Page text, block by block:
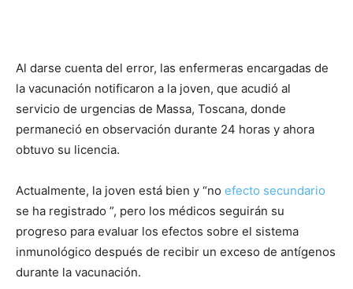
Al darse cuenta del error, las enfermeras encargadas de
la vacunación notificaron a la joven, que acudió al
servicio de urgencias de Massa, Toscana, donde
permaneció en observación durante 24 horas y ahora
obtuvo su licencia.
Actualmente, la joven está bien y “no efecto secundario
se ha registrado ”, pero los médicos seguirán su
progreso para evaluar los efectos sobre el sistema
inmunológico después de recibir un exceso de antígenos
durante la vacunación.